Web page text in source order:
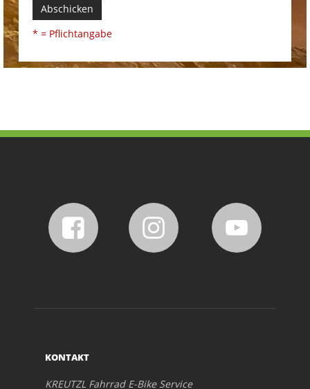
Abschicken
* = Pflichtangabe
KONTAKT
KREUTZL Fahrrad E-Bike Service